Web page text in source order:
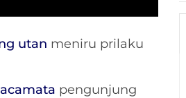
utan meniru prilaku
pengunjung